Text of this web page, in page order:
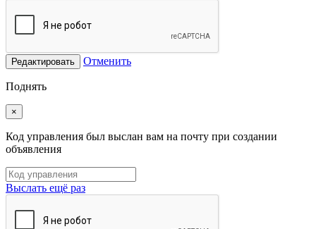
Редактировать Отменить
Поднять
×
Код управления был выслан вам на почту при создании
объявления
Выслать ещё раз